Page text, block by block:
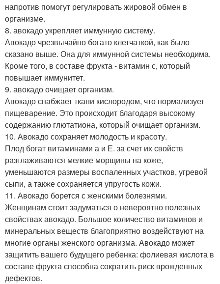
напротив помогут регулировать жировой обмен в
организме.
8. авокадо укрепляет иммунную систему.
Авокадо чрезвычайно богато клетчаткой, как было
сказано выше. Она для иммунной системы необходима.
Кроме того, в составе фрукта - витамин с, который
повышает иммунитет.
9. авокадо очищает организм.
Авокадо снабжает ткани кислородом, что нормализует
пищеварение. Это происходит благодаря высокому
содержанию глютатиона, который очищает организм.
10. Авокадо сохраняет молодость и красоту.
Плод богат витаминами а и Е. за счет их свойств
разглаживаются мелкие морщины на коже,
уменьшаются размеры воспаленных участков, угревой
сыпи, а также сохраняется упругость кожи.
11. Авокадо борется с женскими болезнями.
Женщинам стоит задуматься о невероятно полезных
свойствах авокадо. Большое количество витаминов и
минеральных веществ благоприятно воздействуют на
многие органы женского организма. Авокадо может
защитить вашего будущего ребенка: фолиевая кислота в
составе фрукта способна сократить риск врожденных
дефектов.